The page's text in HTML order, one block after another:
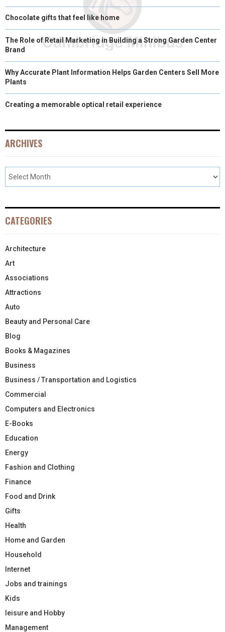
Chocolate gifts that feel like home
The Role of Retail Marketing in Building a Strong Garden Center
Brand
Why Accurate Plant Information Helps Garden Centers Sell More
Plants
Creating a memorable optical retail experience
ARCHIVES
CATEGORIES
Architecture
Art
Associations
Attractions
Auto
Beauty and Personal Care
Blog
Books & Magazines
Business
Business / Transportation and Logistics
Commercial
Computers and Electronics
E-Books
Education
Energy
Fashion and Clothing
Finance
Food and Drink
Gifts
Health
Home and Garden
Household
Internet
Jobs and trainings
Kids
leisure and Hobby
Management